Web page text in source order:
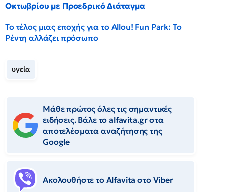
Οκτωβρίου με Προεδρικό Διάταγμα
Το τέλος μιας εποχής για το Allou! Fun Park: Το
Ρέντη αλλάζει πρόσωπο
υγεία
Μάθε πρώτος όλες τις σημαντικές
ειδήσεις. Βάλε το alfavita.gr στα
αποτελέσματα αναζήτησης της
Google
Ακολουθήστε το Αlfavita στο Viber